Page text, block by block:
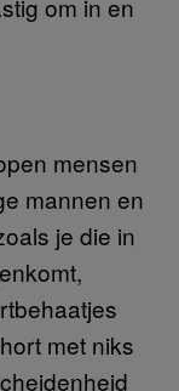
mensen
mannen en
je die in
met niks